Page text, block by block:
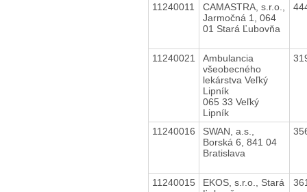
11240011
CAMASTRA, s.r.o.,
Jarmočná 1, 064
01 Stará Ľubovňa
11240021
Ambulancia
všeobecného
lekárstva Veľký
Lipník
065 33 Veľký
Lipník
11240016
SWAN, a.s.,
Borská 6, 841 04
Bratislava
11240015
EKOS, s.r.o., Stará